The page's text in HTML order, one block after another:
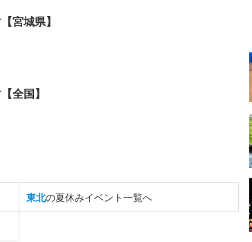
宮城県】
全国】
東北の夏休みイベント一覧へ